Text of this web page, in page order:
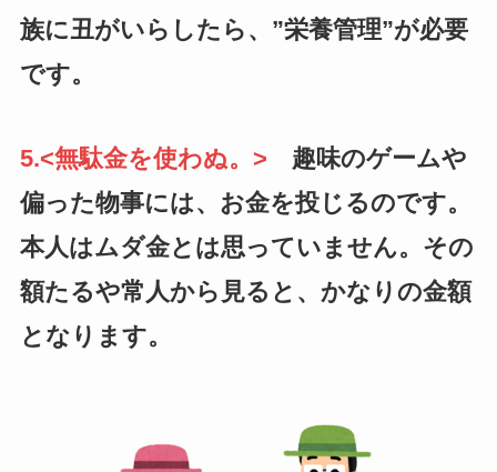
族に丑がいらしたら、”栄養管理”が必要
です。
5.<無駄金を使わぬ。> 趣味のゲームや
偏った物事には、お金を投じるのです。
本人はムダ金とは思っていません。その
額たるや常人から見ると、かなりの金額
となります。